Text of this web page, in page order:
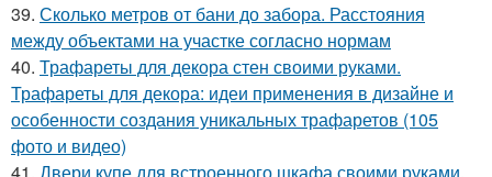
39. Сколько метров от бани до забора. Расстояния
между объектами на участке согласно нормам
40. Трафареты для декора стен своими руками.
Трафареты для декора: идеи применения в дизайне и
особенности создания уникальных трафаретов (105
фото и видео)